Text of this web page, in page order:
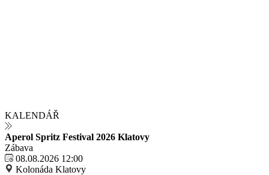
KALENDÁŘ
Aperol Spritz Festival 2026 Klatovy
Zábava
08.08.2026 12:00
Kolonáda Klatovy